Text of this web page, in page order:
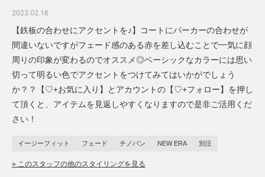
2023.02.16
【鉄板の合わせにアクセントを♪】コートにパーカーの合わせが
間違いないですがフェード感のある赤を差し込むことで一気に顔
周りの印象が変わるのでオススメ◎ベーシックなカラーには思い
切って明るい色でアクセントをつけてみてはいかがでしょう
か？？【♡+お気に入り】とアカウントの【♡+フォロー】を押し
て頂くと、アイテムを見返しやすくなりますので是非ご活用くだ
さい！
イージーフィット フェード チノパン NEW ERA 別注
» このスタッフの他のスタイリングを見る